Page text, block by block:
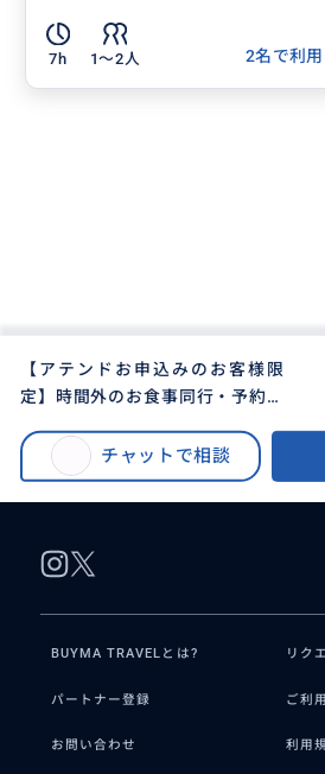
7h 1〜2人
2名で利
【アテンドお申込みのお客様限
定】時間外のお食事同行・予約代
チャットで相談
【アテンドお申込みのお客様限定】時間外の
BUYMA TRAVELとは? リク
パートナー登録 ご利
お問い合わせ 利用